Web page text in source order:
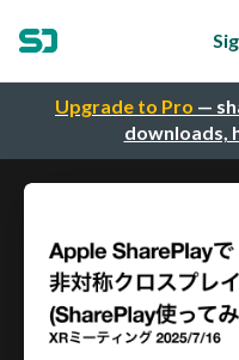
Upgrade to Pro —
downloads,